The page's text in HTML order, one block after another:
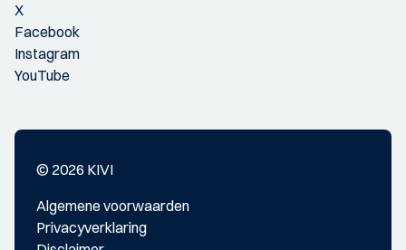
X
Facebook
Instagram
YouTube
© 2026 KIVI
Algemene voorwaarden
Privacyverklaring